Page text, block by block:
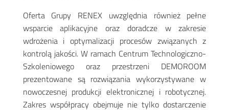
Oferta Grupy RENEX uwzględnia również pełne
wsparcie aplikacyjne oraz doradcze w zakresie
wdrożenia i optymalizacji procesów związanych z
kontrolą jakości. W ramach Centrum Technologiczno-
Szkoleniowego oraz przestrzeni DEMOROOM
prezentowane są rozwiązania wykorzystywane w
nowoczesnej produkcji elektronicznej i robotycznej.
Zakres współpracy obejmuje nie tylko dostarczenie